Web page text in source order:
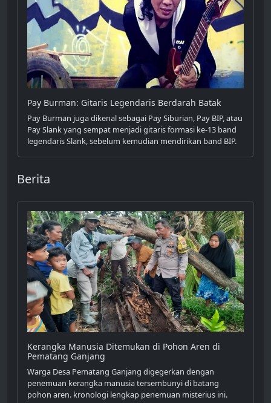
Pay Burman: Gitaris Legendaris Berdarah Batak
Pay Burman juga dikenal sebagai Pay Siburian, Pay BIP, atau
Pay Slank yang sempat menjadi gitaris formasi ke-13 band
legendaris Slank, sebelum kemudian mendirikan band BIP.
Berita
Kerangka Manusia Ditemukan di Pohon Aren di
Pematang Ganjang
Warga Desa Pematang Ganjang digegerkan dengan
penemuan kerangka manusia tersembunyi di batang
pohon aren. kronologi lengkap penemuan misterius ini.